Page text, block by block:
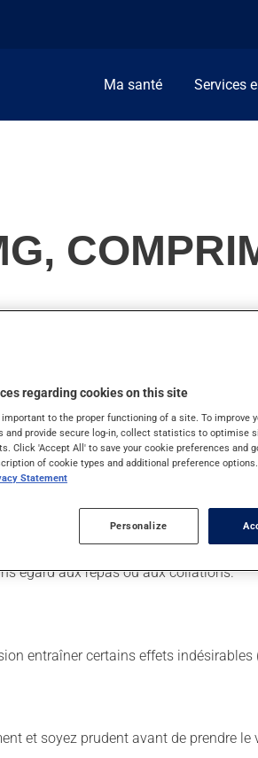
Ma santé Services
tension artérielle. On l'emploie aussi
son action.
est possible que votre pharmacien
moment de la journée.
régulière et continue. Assurez-
dose suivante pour tenter de vous
égard aux repas ou aux collations.
entraîner certains effets
et soyez prudent avant de prendre le
regarding cookies on this site
to the proper functioning of a site. To improve
and provide secure log-in, collect statistics to optimise
Click 'Accept All' to save your cookie preferences and
of cookie types and additional preference
Statement
Personalize